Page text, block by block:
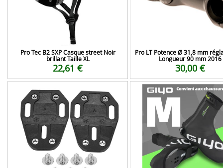
Pro Tec B2 SXP Casque street Noir
brillant Taille XL
22,61 €
Pro LT Potence Ø 31,8 mm
Longueur 90 mm 2016
30,00 €